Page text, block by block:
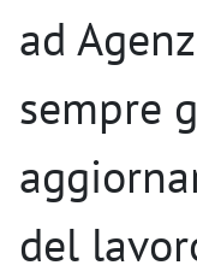
ad
sempre
del